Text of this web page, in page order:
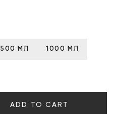
500 МЛ 1000 МЛ
ADD TO CART